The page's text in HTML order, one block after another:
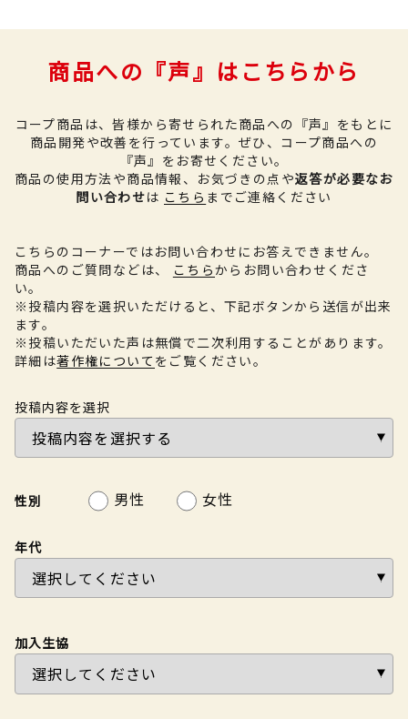
商品への『声』はこちらから
コープ商品は、皆様から寄せられた商品への『声』をもとに
商品開発や改善を行っています。 ぜひ、コープ商品への
『声』をお寄せください。
商品の使用方法や商品情報、お気づきの点や返答が必要なお
問い合わせは こちら までご連絡ください
こちらのコーナーではお問い合わせにお答えできません。
商品へのご質問などは、
こちらからお問い合わせくださ
い。
※投稿内容を選択いただけると、下記ボタンから送信が出来
ます。
※投稿いただいた声は無償で二次利用することがあります。
詳細は著作権について をご覧ください。
投稿内容を選択
性別 男性 女性
年代
加入生協